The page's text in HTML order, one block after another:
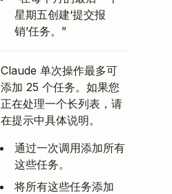
星期五创建‘提交报
销’任务。”
Claude 单次操作最多可
添加 25 个任务。如果您
正在处理一个长列表，请
在提示中具体说明。
通过一次调用添加所有
这些任务。
将所有这些任务添加